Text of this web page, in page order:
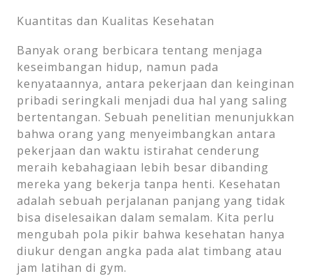
Kuantitas dan Kualitas Kesehatan
Banyak orang berbicara tentang menjaga
keseimbangan hidup, namun pada
kenyataannya, antara pekerjaan dan keinginan
pribadi seringkali menjadi dua hal yang saling
bertentangan. Sebuah penelitian menunjukkan
bahwa orang yang menyeimbangkan antara
pekerjaan dan waktu istirahat cenderung
meraih kebahagiaan lebih besar dibanding
mereka yang bekerja tanpa henti. Kesehatan
adalah sebuah perjalanan panjang yang tidak
bisa diselesaikan dalam semalam. Kita perlu
mengubah pola pikir bahwa kesehatan hanya
diukur dengan angka pada alat timbang atau
jam latihan di gym.